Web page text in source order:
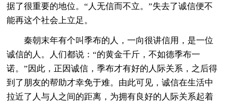
据了很重要的地位。“人无信而不立。”失去了诚信便不
能再这个社会上立足。
秦朝末年有个叫季布的人，一向很讲信用，是一位
诚信的人。人们都说：“的黄金千斤，不如德季布一
诺。”因此，正因诚信，季布才有好的人际关系，之后得
到了朋友的帮助才幸免于难。由此可见，诚信在生活中
拉近了人与人之间的距离，为拥有良好的人际关系起着